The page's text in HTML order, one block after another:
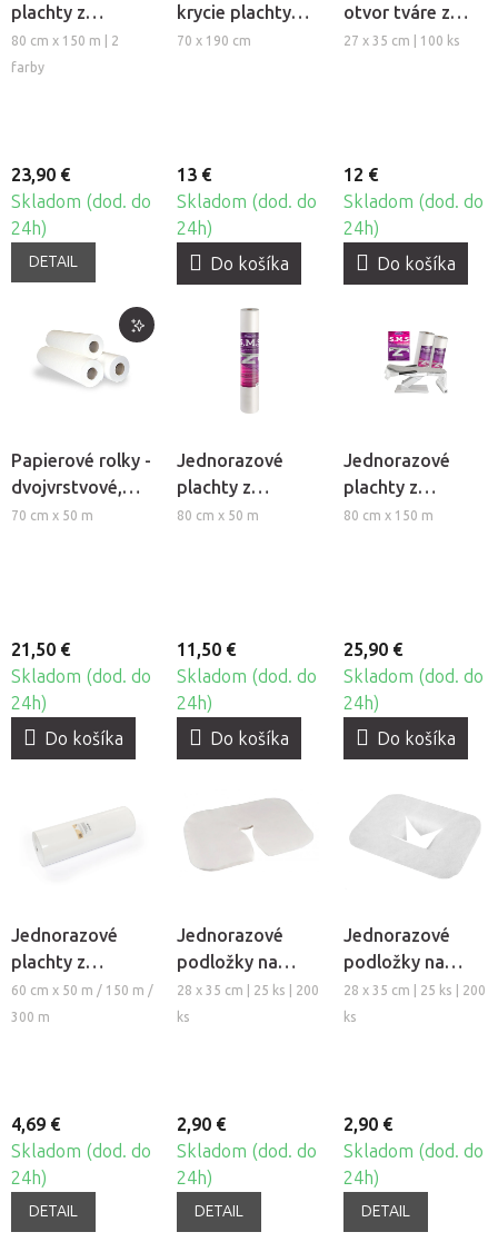
plachty z
netkanej textílie
Beautyfor®
80 cm x 150 m | 2
farby
23,90 €
Skladom (dod. do
24h)
DETAIL
krycie plachty
HABYS®, 10ks
70 x 190 cm
13 €
Skladom (dod. do
24h)
Do košíka
otvor tváre z
netkanej textílie
27 x 35 cm | 100 ks
12 €
Skladom (dod. do
24h)
Do košíka
Papierové rolky -
dvojvrstvové,
perforované 70,
70 cm x 50 m
21,50 €
Skladom (dod. do
24h)
Do košíka
Jednorazové
plachty z
netkanej textílie
80 cm x 50 m
11,50 €
Skladom (dod. do
24h)
Do košíka
Jednorazové
plachty z
netkanej textílie
80 cm x 150 m
25,90 €
Skladom (dod. do
24h)
Do košíka
Jednorazové
plachty z
netkanej textílie
Fabulo v rolke,
60 cm x 50 m / 150 m /
300 m
4,69 €
Skladom (dod. do
24h)
DETAIL
Jednorazové
podložky na
podhlavník z
netkanej textílie
28 x 35 cm | 25 ks | 200
ks
2,90 €
Skladom (dod. do
24h)
DETAIL
Jednorazové
podložky na
otvor tváre z
netkanej textílie
28 x 35 cm | 25 ks | 200
ks
2,90 €
Skladom (dod. do
24h)
DETAIL